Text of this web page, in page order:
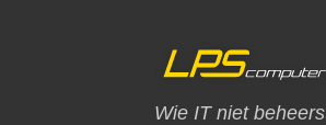
Wie IT niet